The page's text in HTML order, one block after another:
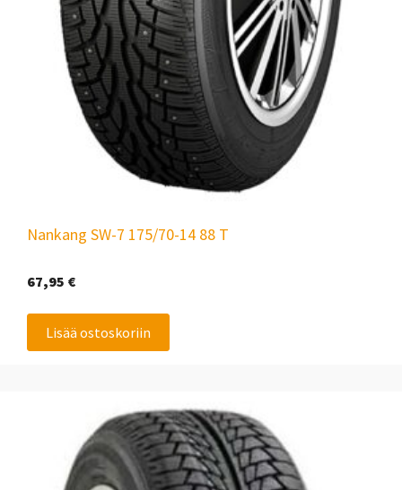
Nankang SW-7 175/70-14 88 T
67,95 €
Lisää ostoskoriin